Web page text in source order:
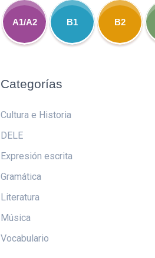
A1/A2 B1 B2
Categorías
Cultura e Historia
DELE
Expresión escrita
Gramática
Literatura
Música
Vocabulario